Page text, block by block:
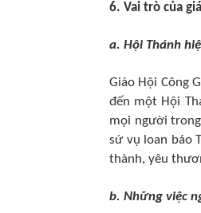
6. Vai trò của
a. Hội Thánh
Giáo Hội Công
đến một Hội
mọi người
sứ vụ loan báo
thành, yêu
b. Những việc